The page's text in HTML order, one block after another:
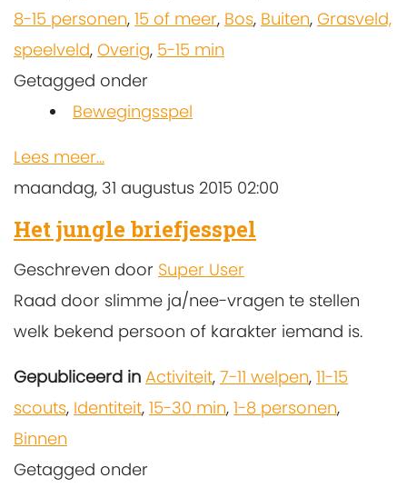
8-15 personen, 15 of meer, Bos, Buiten, Grasveld,
speelveld, Overig, 5-15 min
Getagged onder
Bewegingsspel
Lees meer...
maandag, 31 augustus 2015 02:00
Het jungle briefjesspel
Geschreven door Super User
Raad door slimme ja/nee-vragen te stellen
welk bekend persoon of karakter iemand is.
Gepubliceerd in Activiteit, 7-11 welpen, 11-15
scouts, Identiteit, 15-30 min, 1-8 personen,
Binnen
Getagged onder